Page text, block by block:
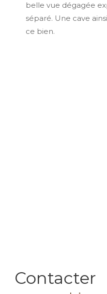
belle vue dégagée
séparé. Une cave
ce bien.
Contacter